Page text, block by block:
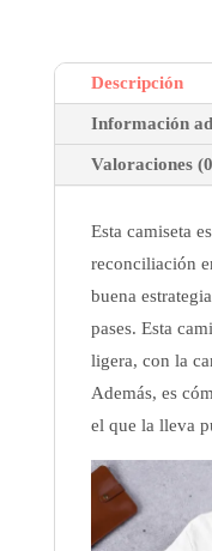
Descripción
Información
Valoraciones
Esta camiseta
reconciliación
buena
pases. Esta
ligera, con la
Además, es
el que la lleva